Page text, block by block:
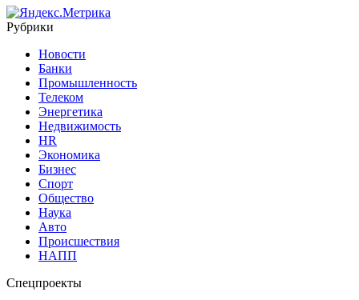
Рубрики
Новости
Банки
Промышленность
Телеком
Энергетика
Недвижимость
HR
Экономика
Бизнес
Спорт
Общество
Наука
Авто
Происшествия
НАПП
Спецпроекты